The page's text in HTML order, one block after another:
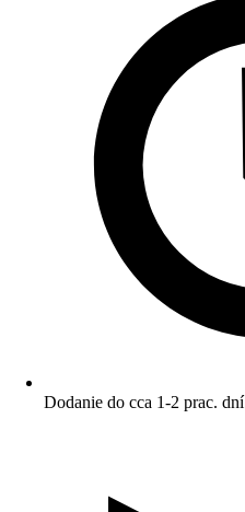
Dodanie do cca 1-2 prac. dní